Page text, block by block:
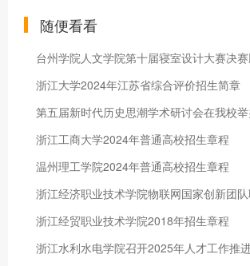
随便看看
台州学院人文学院第十届寝室设计大赛决
浙江大学2024年江苏省综合评价招生简章
第五届新时代历史思潮学术研讨会在我校
浙江工商大学2024年普通高校招生章程
温州理工学院2024年普通高校招生章程
浙江经贸职业技术学院2018年招生章程
浙江水利水电学院召开2025年人才工作推